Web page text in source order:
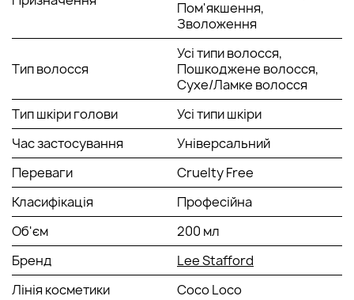
аромат, шлейф від якого залишається на волоссі тривалий
ОСНОВНІ ВЛАСТИВОСТІ ЗВОЛОЖУЮЧОЇ МАСКИ COCO
LOCO:
глибоко живить та інтенсивно зволожує пасма;
перешкоджає втраті вологи, зберігає білок (кератин)
у структурі;
зміцнює, надає локонам еластичність і позбавляє
ламкості;
залишає інтенсивний блиск, гідрує зсередини без
робить волосся слухняним, кондиціонує;
має ніжний кокосовий аромат;
підходить для сухих, знесилених пасм;
ідеальний як засіб для відновної процедури при
Пом'якшення,
Зволоження
Тип волосся
Усі типи волосся,
Пошкоджене волосся,
Сухе/Ламке волосся
Тип шкіри голови
Усі типи шкіри
Час застосування
Універсальний
Переваги
Cruelty Free
Класифікація
Професійна
Об'єм
200 мл
Бренд
Lee Stafford
Лінія косметики
Coco Loco